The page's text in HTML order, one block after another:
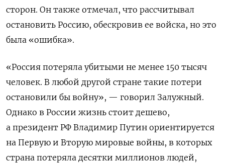
сторон. Он также отмечал, что рассчитывал
остановить Россию, обескровив ее войска, но это
была «ошибка».
«Россия потеряла убитыми не менее 150 тысяч
человек. В любой другой стране такие потери
остановили бы войну», — говорил Залужный.
Однако в России жизнь стоит дешево,
а президент РФ Владимир Путин ориентируется
на Первую и Вторую мировые войны, в которых
страна потеряла десятки миллионов людей,